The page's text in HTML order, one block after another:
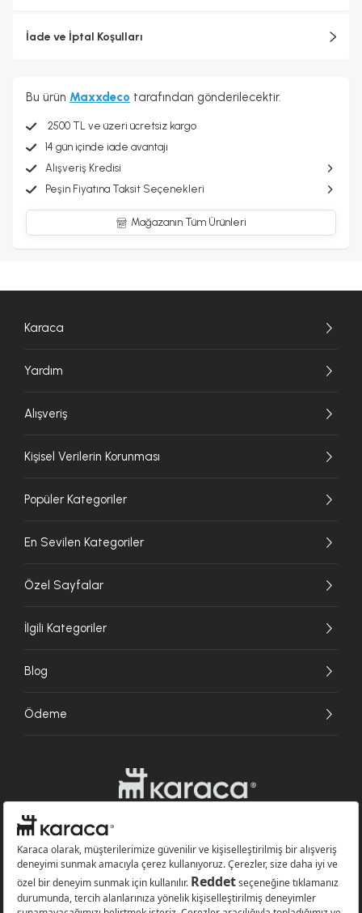
İade ve İptal Koşulları
Bu ürün Maxxdeco tarafından gönderilecektir.
2500 TL ve üzeri ücretsiz kargo
14 gün içinde iade avantajı
Alışveriş Kredisi
Peşin Fiyatına Taksit Seçenekleri
Mağazanın Tüm Ürünleri
Karaca
Yardım
Alışveriş
Kişisel Verilerin Korunması
Popüler Kategoriler
En Sevilen Kategoriler
Özel Sayfalar
İlgili Kategoriler
Blog
Ödeme
Websitesinde kullanılan bazı görseller yapay zekâ (AI) ile üretilmiştir.